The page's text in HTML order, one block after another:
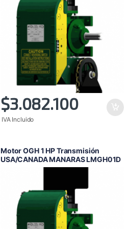
$3.082.100
IVA Incluido
Motor OGH 1 HP Transmisión
USA/CANADA MANARAS LMGH01D